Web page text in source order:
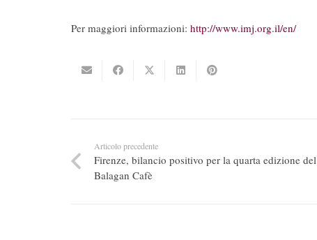
Per maggiori informazioni: http://www.imj.org.il/en/
Articolo precedente
Firenze, bilancio positivo per la quarta edizione del
Balagan Cafè